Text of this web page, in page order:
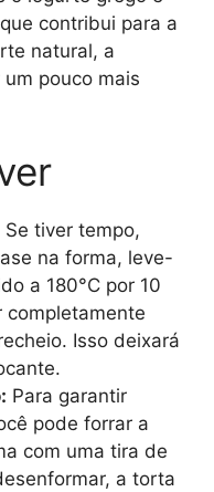
contribui para a
natural, a
pouco mais
Se tiver tempo,
na forma, leve-
a 180°C por 10
completamente
Isso deixará
Para garantir
pode forrar a
com uma tira de
a torta